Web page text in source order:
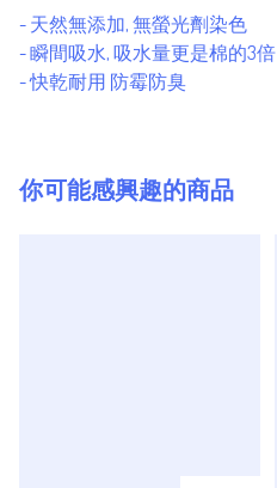
- 天然無添加, 無螢光劑染色
- 瞬間吸水, 吸水量更是棉的3倍
- 快乾耐用 防霉防臭
你可能感興趣的商品